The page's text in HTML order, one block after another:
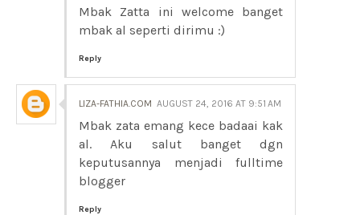
Mbak Zatta ini welcome banget
mbak al seperti dirimu :)
Reply
LIZA-FATHIA.COM AUGUST 24, 2016 AT 9:51 AM
Mbak zata emang kece badaai kak
al. Aku salut banget dgn
keputusannya menjadi fulltime
blogger
Reply